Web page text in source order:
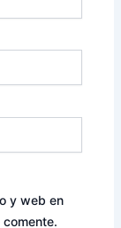
y web en